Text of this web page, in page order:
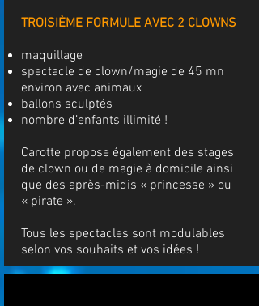
TROISIÈME FORMULE AVEC 2 CLOWNS
maquillage
spectacle de clown/magie de 45 mn
environ avec animaux
ballons sculptés
nombre d’enfants illimité !
Carotte propose également des stages
de clown ou de magie à domicile ainsi
que des après-midis « princesse » ou
« pirate ».
Tous les spectacles sont modulables
selon vos souhaits et vos idées !